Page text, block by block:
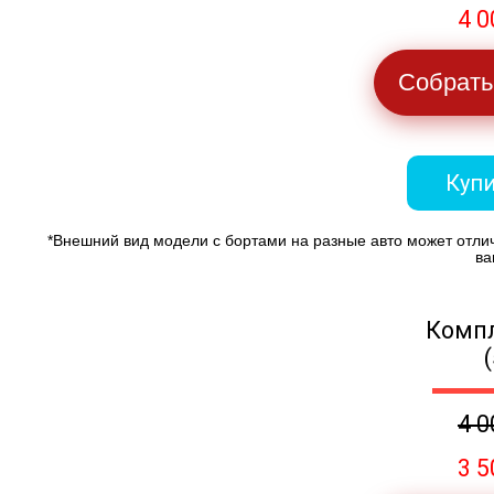
4
*Внешний вид модели с бортами на разные авто может
4
3